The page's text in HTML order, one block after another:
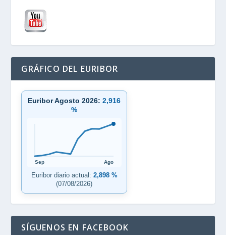
GRÁFICO DEL EURIBOR
Euribor Agosto 2026:2,916
%
Sep Ago
Euribor diario actual: 2,898 %
(07/08/2026)
SÍGUENOS EN FACEBOOK